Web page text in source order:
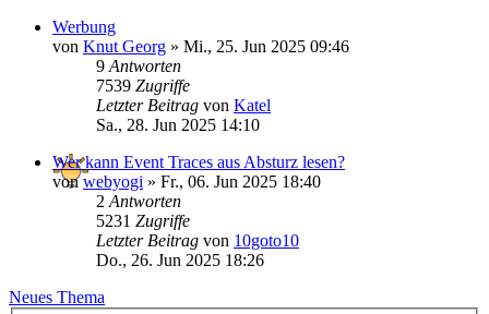
Werbung
von Knut Georg » Mi., 25. Jun 2025 09:46
9 Antworten
7539 Zugriffe
Letzter Beitrag von Katel
Sa., 28. Jun 2025 14:10
Wer kann Event Traces aus Absturz lesen?
vonwebyogi » Fr., 06. Jun 2025 18:40
2 Antworten
5231 Zugriffe
Letzter Beitrag von 10goto10
Do., 26. Jun 2025 18:26
Neues Thema